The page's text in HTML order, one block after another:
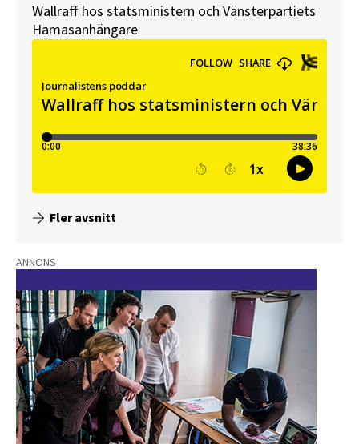
Wallraff hos statsministern och Vänsterpartiets
Hamasanhängare
Fler avsnitt
ANNONS